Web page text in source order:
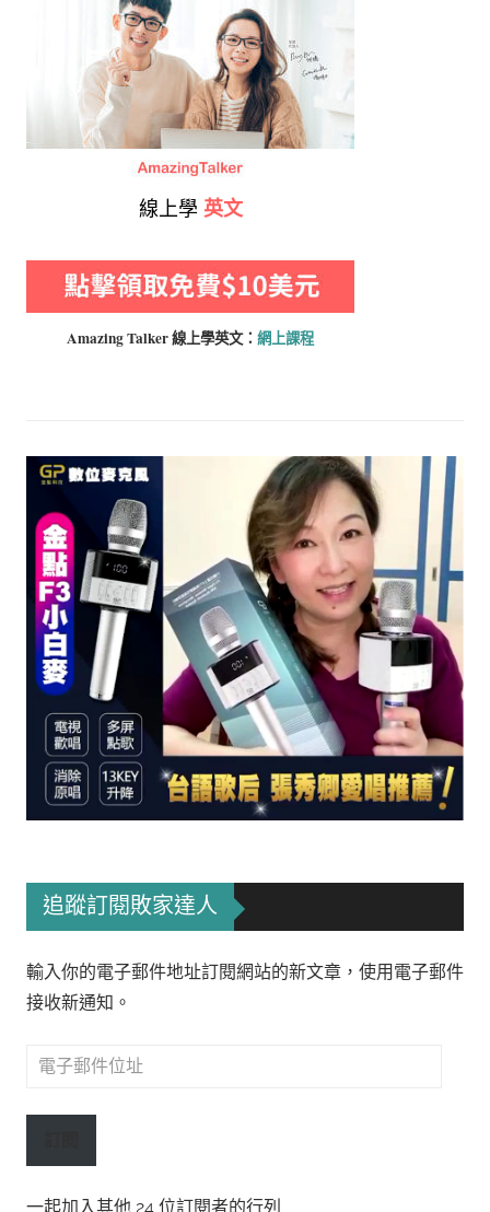
線上學 英文
Amazing Talker 線上學英文： 網上課程
追蹤訂閱敗家達人
輸入你的電子郵件地址訂閱網站的新文章，使用電子郵件
接收新通知。
電
郵
一起加入其他 24 位訂閱者的行列